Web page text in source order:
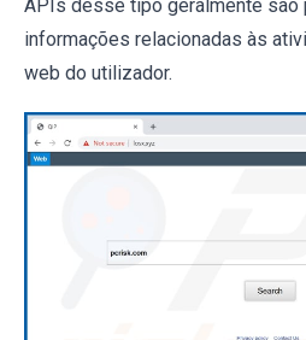
APIs desse tipo geralmente são
informações relacionadas às
web do utilizador.